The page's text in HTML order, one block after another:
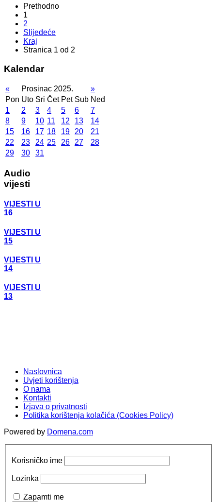
Prethodno
1
2
Slijedeće
Kraj
Stranica 1 od 2
Kalendar
« Prosinac 2025.
»
Pon Uto Sri Čet Pet Sub Ned
1
2 3 4 5 6
7
8
9 10 11 12 13
14
15
16 17 18 19 20
21
22
23 24 25 26 27
28
29
30 31
Audio
vijesti
VIJESTI U
16
VIJESTI U
15
VIJESTI U
14
VIJESTI U
13
Naslovnica
Uvjeti korištenja
O nama
Kontakti
Izjava o privatnosti
Politika korištenja kolačića (Cookies Policy)
Powered by Domena.com
Korisničko ime
Lozinka
Zapamti me